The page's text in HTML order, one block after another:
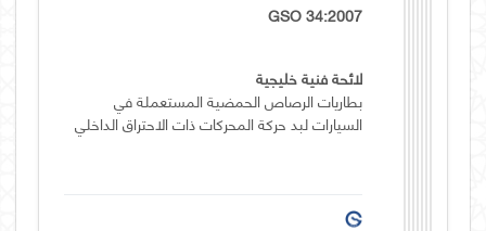
GSO 34:2007
لائحة فنية خليجية
بطاريات الرصاص الحمضية المستعملة في
السيارات لبد حركة المحركات ذات الاحتراق الداخلي